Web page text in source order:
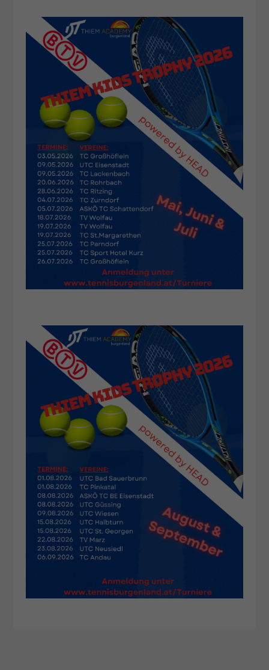
Zweck
Dieser Wert speichert Ihre Consent-
Einstellungen. Unter anderem eine
zufällig generierte ID, für die
historische Speicherung Ihrer
vorgenommen Einstellungen, falls der
Webseiten-Betreiber dies eingestellt
hat.